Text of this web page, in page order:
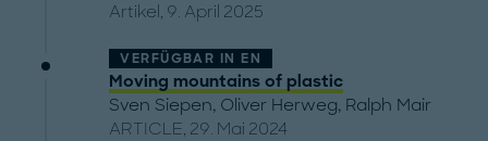
Artikel, 9. April 2025
VERFÜGBAR IN EN
Moving mountains of plastic
Sven Siepen, Oliver Herweg, Ralph Mair
ARTICLE, 29. Mai 2024